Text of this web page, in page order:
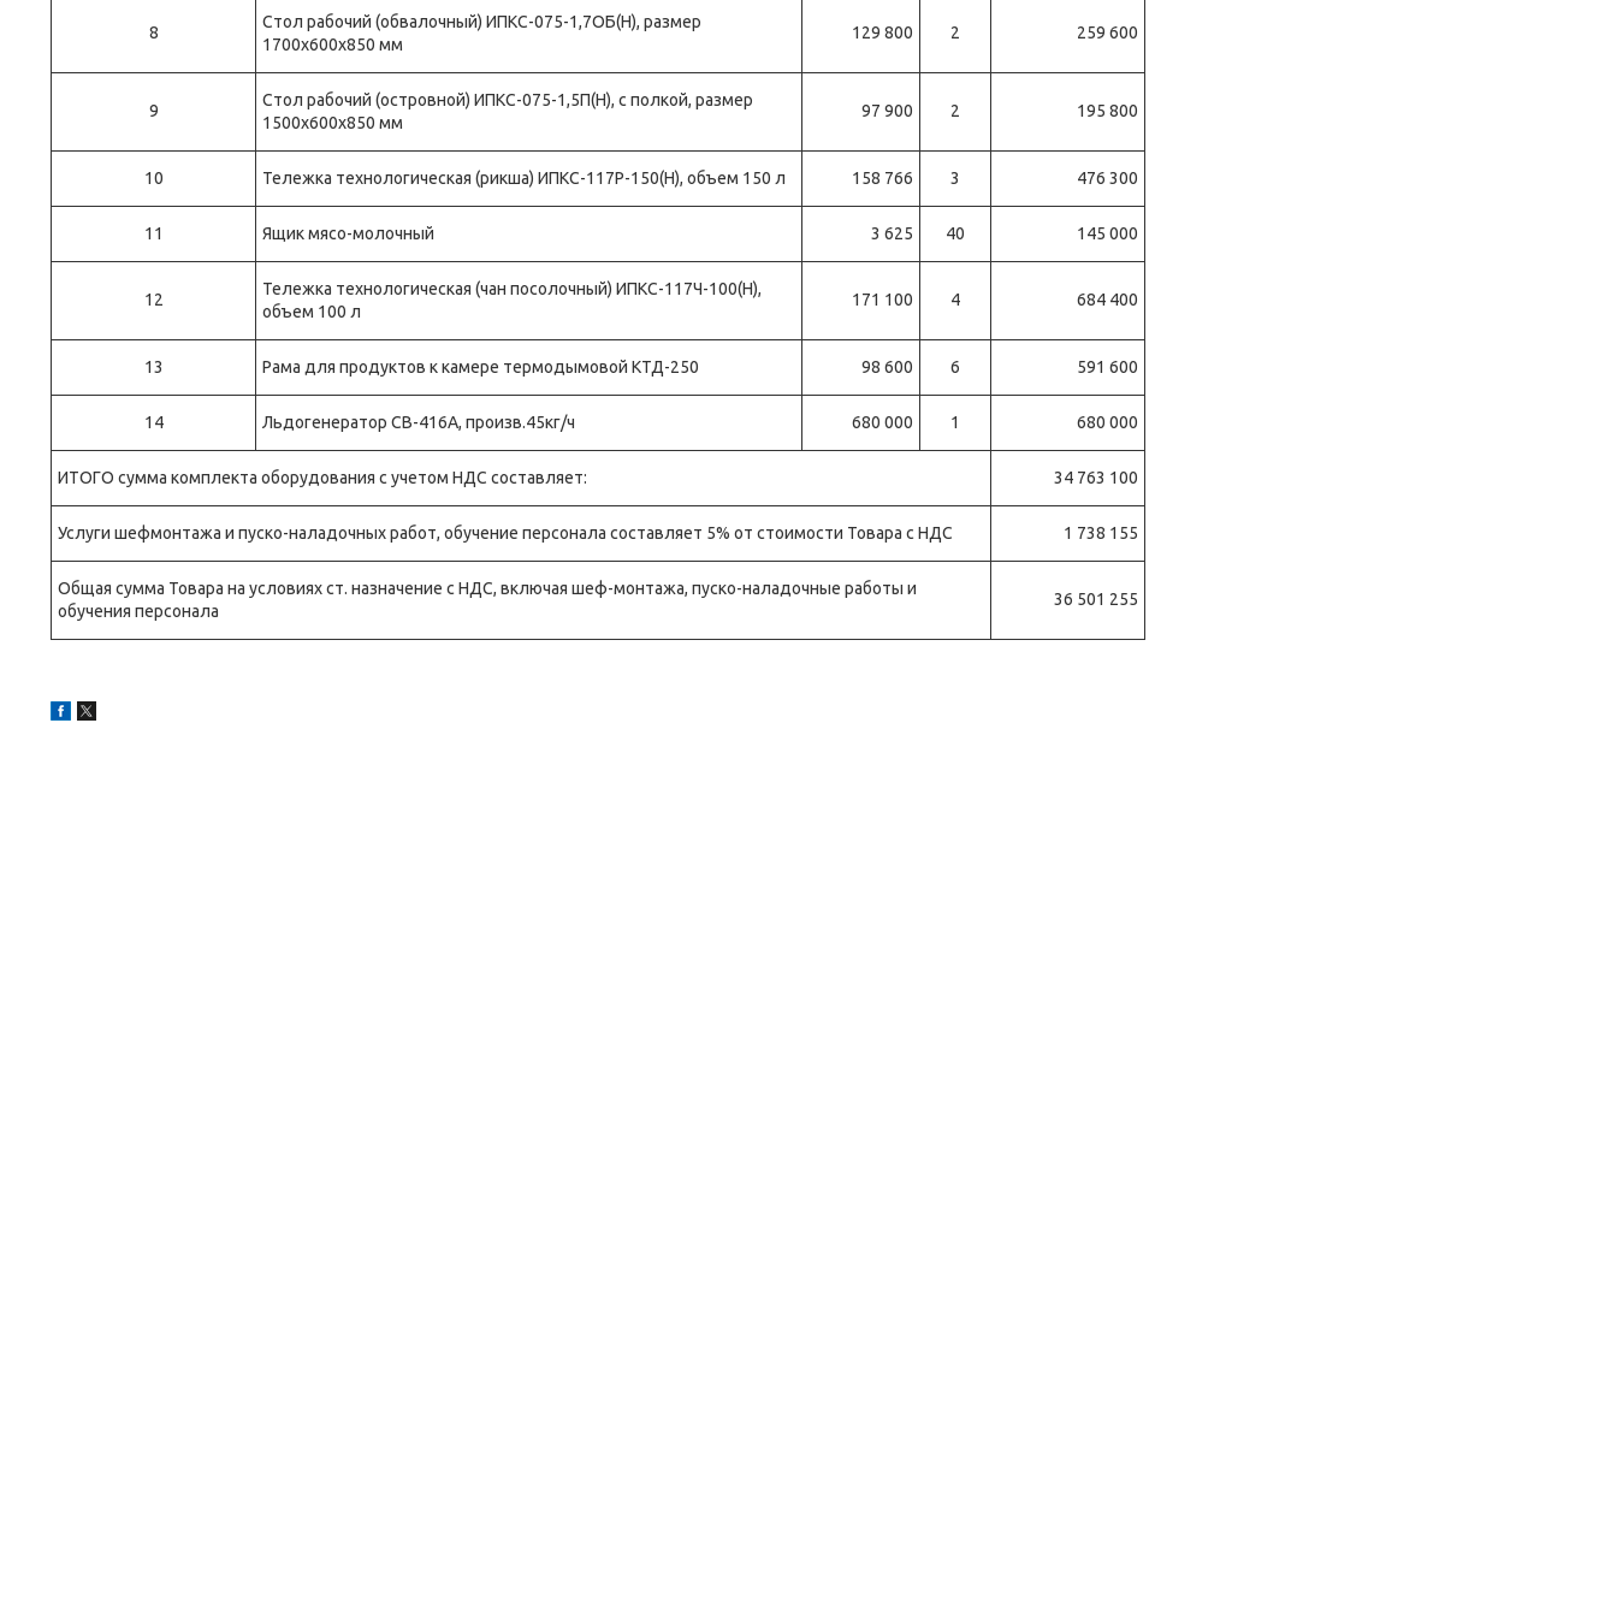
8
Стол рабочий (обвалочный) ИПКС-075-1,7ОБ(Н), размер
1700x600x850 мм
129 800 2 259 600
9
Стол рабочий (островной) ИПКС-075-1,5П(Н), с полкой, размер
1500x600x850 мм
97 900 2 195 800
10 Тележка технологическая (рикша) ИПКС-117Р-150(Н), объем 150 л 158 766 3 476 300
11 Ящик мясо-молочный 3 625 40 145 000
12
Тележка технологическая (чан посолочный) ИПКС-117Ч-100(Н),
объем 100 л
171 100 4 684 400
13 Рама для продуктов к камере термодымовой КТД-250 98 600 6 591 600
14 Льдогенератор СВ-416А, произв.45кг/ч 680 000 1 680 000
ИТОГО сумма комплекта оборудования с учетом НДС составляет: 34 763 100
Услуги шефмонтажа и пуско-наладочных работ, обучение персонала составляет 5% от стоимости Товара с НДС 1 738 155
Общая сумма Товара на условиях ст. назначение с НДС, включая шеф-монтажа, пуско-наладочные работы и
обучения персонала
36 501 255